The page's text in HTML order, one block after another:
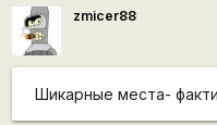
zmicer88
Шикарные места-